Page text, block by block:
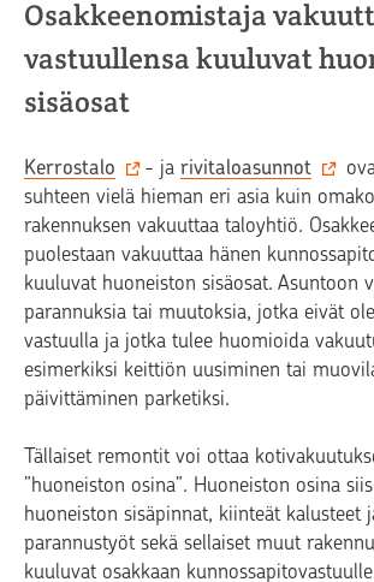
Osakkeenomistaja
vastuullensa kuuluvat
sisäosat
Kerrostalo - ja rivitaloasunnot
suhteen vielä hieman eri asia kuin
rakennuksen vakuuttaa taloyhtiö.
puolestaan vakuuttaa hänen
kuuluvat huoneiston sisäosat. Asuntoon
parannuksia tai muutoksia, jotka eivät
vastuulla ja jotka tulee huomioida
esimerkiksi keittiön uusiminen tai
päivittäminen parketiksi.
Tällaiset remontit voi ottaa
”huoneiston osina”. Huoneiston osina
huoneiston sisäpinnat, kiinteät kalusteet
parannustyöt sekä sellaiset muut
kuuluvat osakkaan